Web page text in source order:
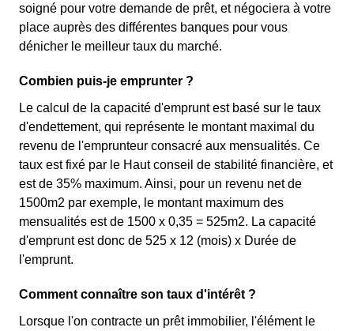
soigné pour votre demande de prêt, et négociera à votre
place auprès des différentes banques pour vous
dénicher le meilleur taux du marché.
Combien puis-je emprunter ?
Le calcul de la capacité d'emprunt est basé sur le taux
d'endettement, qui représente le montant maximal du
revenu de l'emprunteur consacré aux mensualités. Ce
taux est fixé par le Haut conseil de stabilité financière, et
est de 35% maximum. Ainsi, pour un revenu net de
1500m2 par exemple, le montant maximum des
mensualités est de 1500 x 0,35 = 525m2. La capacité
d'emprunt est donc de 525 x 12 (mois) x Durée de
l'emprunt.
Comment connaître son taux d'intérêt ?
Lorsque l'on contracte un prêt immobilier, l'élément le